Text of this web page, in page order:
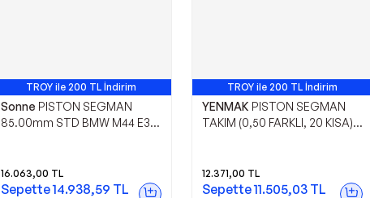
TROY ile 200 TL İndirim
Sonne PISTON SEGMAN
85.00mm STD BMW M44 E36
16.063,00 TL
Sepette14.938,59 TL
TROY ile 200 TL İndirim
YENMAK PISTON SEGMAN
TAKIM (0,50 FARKLI, 20 KISA)
B-
12.371,00 TL
Sepette11.505,03 TL